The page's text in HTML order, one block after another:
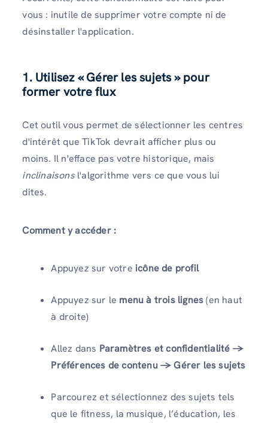
vous : inutile de supprimer votre compte ni de
désinstaller l'application.
1. Utilisez « Gérer les sujets » pour
former votre flux
Cet outil vous permet de sélectionner les centres
d'intérêt que TikTok devrait afficher plus ou
moins. Il n'efface pas votre historique, mais
inclinaisonsl'algorithme vers ce que vous lui
dites.
Comment y accéder :
Appuyez sur votre icône de profil
Appuyez sur le menu à trois lignes(en haut
à droite)
Allez dans Paramètres et confidentialité →
Préférences de contenu → Gérer les sujets
Parcourez et sélectionnez des sujets tels
que le fitness, la musique, l’éducation, les